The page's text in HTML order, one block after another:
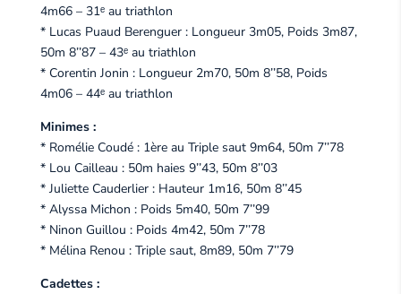
4m66 – 31ᵉ au triathlon
* Lucas Puaud Berenguer : Longueur 3m05, Poids 3m87,
50m 8’’87 – 43ᵉ au triathlon
* Corentin Jonin : Longueur 2m70, 50m 8’’58, Poids
4m06 – 44ᵉ au triathlon
Minimes :
* Romélie Coudé : 1ère au Triple saut 9m64, 50m 7’’78
* Lou Cailleau : 50m haies 9’’43, 50m 8’’03
* Juliette Cauderlier : Hauteur 1m16, 50m 8’’45
* Alyssa Michon : Poids 5m40, 50m 7’’99
* Ninon Guillou : Poids 4m42, 50m 7’’78
* Mélina Renou : Triple saut, 8m89, 50m 7’’79
Cadettes :